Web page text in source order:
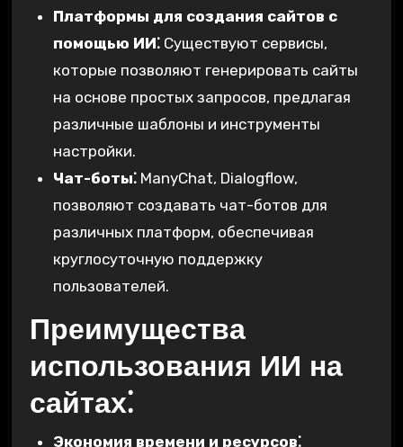
Платформы для создания сайтов с
помощью ИИ⁚Существуют сервисы,
которые позволяют генерировать сайты
на основе простых запросов, предлагая
различные шаблоны и инструменты
настройки.
Чат-боты⁚ManyChat, Dialogflow,
позволяют создавать чат-ботов для
различных платформ, обеспечивая
круглосуточную поддержку
пользователей.
Преимущества
использования ИИ на
сайтах⁚
Экономия времени и ресурсов⁚